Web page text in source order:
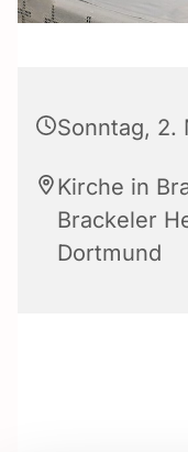
Sonntag, 2.
Kirche in
Brackeler
Dortmund